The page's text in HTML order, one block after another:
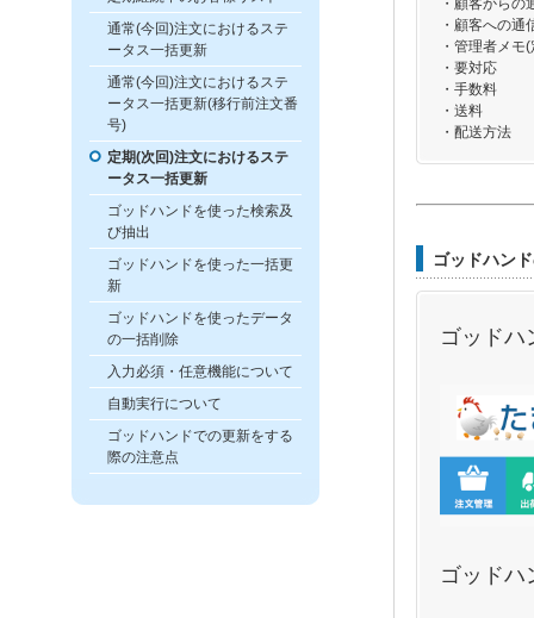
通常(今回)注文におけるステ
ータス一括更新
通常(今回)注文におけるステ
ータス一括更新(移行前注文番
号)
定期(次回)注文におけるステ
ータス一括更新
ゴッドハンドを使った検索及
び抽出
ゴッドハンドを使った一括更
新
ゴッドハンドを使ったデータ
の一括削除
入力必須・任意機能について
自動実行について
ゴッドハンドでの更新をする
際の注意点
・顧客からの
・顧客への通
・管理者メモ
・要対応
・手数料
・送料
・配送方法
ゴッドハン
ゴッドハ
ゴッドハ